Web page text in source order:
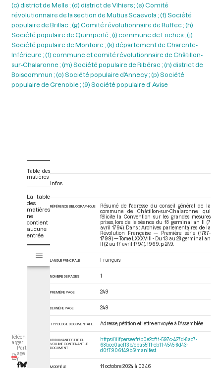
(c) district de Melle ; (d) district de Vihiers ; (e) Comité
révolutionnaire de la section de Mutius Scaevola ; (f) Société
populaire de Brillac ; (g) Comité révolutionnaire de Ruffec ; (h)
Société populaire de Quimperlé ; (i) commune de Loches ; (j)
Société populaire de Montoire ; (k) département de Charente-
Inférieure ; (1) commune et comité révolutionnaire de Châtillon-
sur-Chalaronne ; (m) Société populaire de Ribérac ; (n) district de
Boiscommun ; (o) Société populaire d’Annecy ; (p) Société
populaire de Grenoble ; (9) Société populaire d’ Avise
Téléch
arger
Part
age
r
Table des
matières
La table
des
matières
ne
contient
aucune
entrée.
s
i
Infos
RÉFÉRENCE BIBLIOGRAPHIQUE
Résumé de l'adresse du conseil général de la
commune de Châtillon-sur-Chalaronne, qui
félicite la Convention sur les grandes mesures
prises, lors de la séance du 18 germinal an II (7
avril 1794). Dans : Archives parlementaires de la
Révolution Française — Première série (1787-
1799) — Tome LXXXVIII - Du 13 au 28 germinal an
II (2 au 17 avril 1794). 1969. p. 249.
LANGUE PRINCIPALE Français
NOMBRE DE PAGES 1
PREMIÈRE PAGE 249
DERNIÈRE PAGE 249
TYPOLOGIE DOCUMENTAIRE Adresse, pétition et lettre envoyée à l’Assemblée
URI DU MANIFEST IIIF DU
VOLUME CONTENANT LE
DOCUMENT
https://iiif.persee.fr/b0e2cf11-597c-427d-8ac7-
68bcc0acf13b/eba55ff1-eb11-4545-8d43-
d017906149b5/manifest
MODIFIÉ LE 11 octobre 2024 à 03:46